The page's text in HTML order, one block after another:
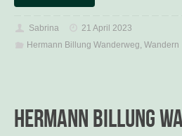
Sabrina
21 April 2023
Hermann Billung Wanderweg, Wandern
Hermann Billung